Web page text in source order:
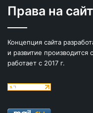
Права на сайт
Концепция сайта
и развитие
работает с 2017 г.